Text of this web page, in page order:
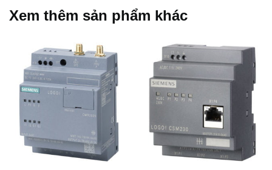
Xem thêm sản phẩm khác